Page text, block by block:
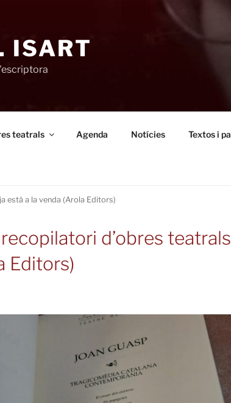
ISART
teatrals Agenda Notícies Textos i
està a la venda (Arola Editors)
d’obres
Editors)